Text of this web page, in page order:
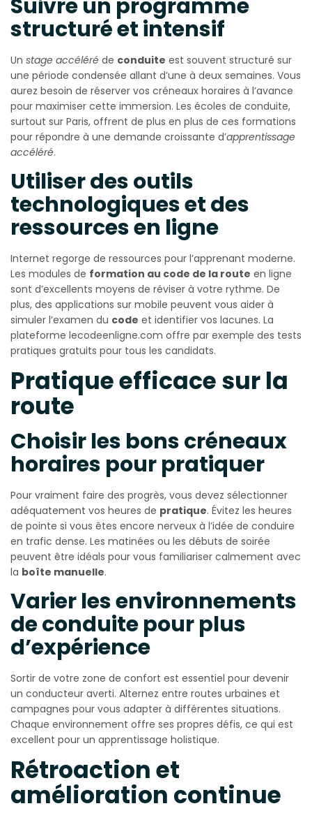
Suivre un programme
structuré et intensif
Un stage accéléré de conduite est souvent structuré sur
une période condensée allant d’une à deux semaines. Vous
aurez besoin de réserver vos créneaux horaires à l’avance
pour maximiser cette immersion. Les écoles de conduite,
surtout sur Paris, offrent de plus en plus de ces formations
pour répondre à une demande croissante d’apprentissage
accéléré.
Utiliser des outils
technologiques et des
ressources en ligne
Internet regorge de ressources pour l’apprenant moderne.
Les modules de formation au code de la route en ligne
sont d’excellents moyens de réviser à votre rythme. De
plus, des applications sur mobile peuvent vous aider à
simuler l’examen du code et identifier vos lacunes. La
plateforme lecodeenligne.com offre par exemple des tests
pratiques gratuits pour tous les candidats.
Pratique efficace sur la
route
Choisir les bons créneaux
horaires pour pratiquer
Pour vraiment faire des progrès, vous devez sélectionner
adéquatement vos heures de pratique. Évitez les heures
de pointe si vous êtes encore nerveux à l’idée de conduire
en trafic dense. Les matinées ou les débuts de soirée
peuvent être idéals pour vous familiariser calmement avec
la boîte manuelle.
Varier les environnements
de conduite pour plus
d’expérience
Sortir de votre zone de confort est essentiel pour devenir
un conducteur averti. Alternez entre routes urbaines et
campagnes pour vous adapter à différentes situations.
Chaque environnement offre ses propres défis, ce qui est
excellent pour un apprentissage holistique.
Rétroaction et
amélioration continue